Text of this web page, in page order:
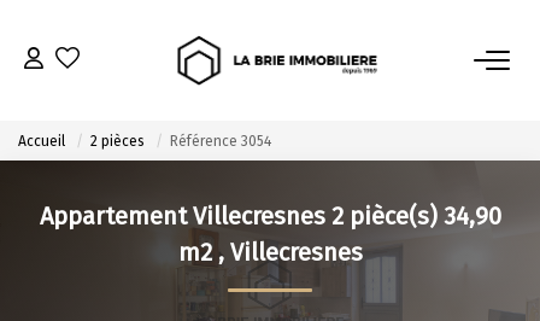
Immobilier Neuf
Notre Guide D’achat
Accueil 2 pièces Référence 3054
Appartement Villecresnes 2 pièce(s) 34,90
m2 , Villecresnes